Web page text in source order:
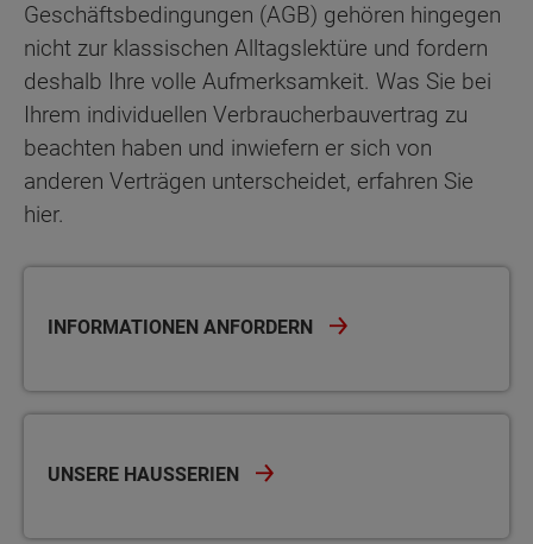
Geschäftsbedingungen (AGB) gehören hingegen
nicht zur klassischen Alltagslektüre und fordern
deshalb Ihre volle Aufmerksamkeit. Was Sie bei
Ihrem individuellen Verbraucherbauvertrag zu
beachten haben und inwiefern er sich von
anderen Verträgen unterscheidet, erfahren Sie
hier.
INFORMATIONEN ANFORDERN
UNSERE HAUSSERIEN